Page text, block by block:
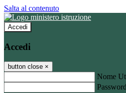
Salta al contenuto
Accedi
Accedi
button close ×
Nome